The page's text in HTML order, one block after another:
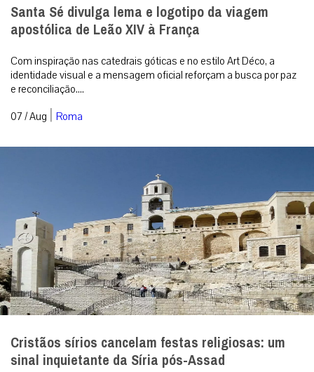
Cristãos sírios cancelam festas religiosas: um
sinal inquietante da Síria pós-Assad
Quando uma comunidade de raízes tão antigas considera que já
não existem condições para manifestar publicamente a sua fé, o
problema ultrapas...
07 / Aug
|Análise